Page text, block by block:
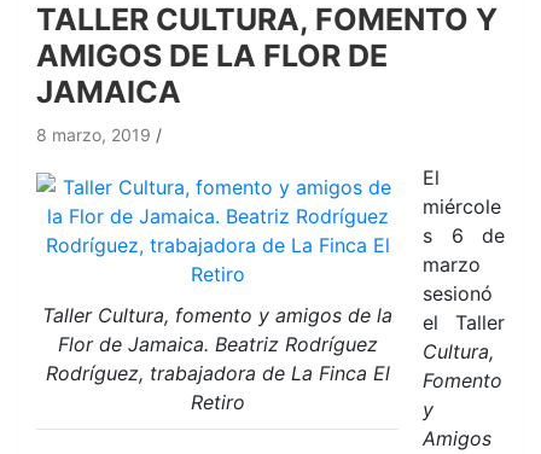
TALLER CULTURA, FOMENTO Y
AMIGOS DE LA FLOR DE
JAMAICA
8 marzo, 2019
Taller Cultura, fomento y amigos de la
Flor de Jamaica. Beatriz Rodríguez
Rodríguez, trabajadora de La Finca El
Retiro
El
miércole
s 6 de
marzo
sesionó
el Taller
Cultura,
Fomento
y
Amigos